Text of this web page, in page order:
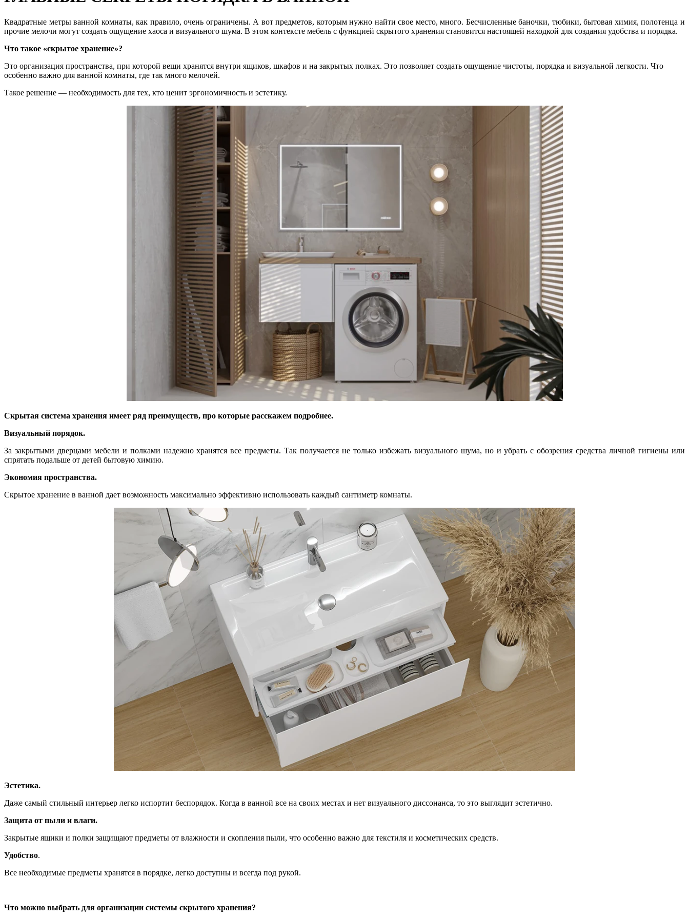
Квадратные метры ванной комнаты, как правило, очень ограничены. А вот предметов, которым нужно найти свое место, много. Бесчисленные баночки, тюбики, бытовая химия, полотенца и
прочие мелочи могут создать ощущение хаоса и визуального шума. В этом контексте мебель с функцией скрытого хранения становится настоящей находкой для создания удобства и порядка.
Что такое «скрытое хранение»?
Это организация пространства, при которой вещи хранятся внутри ящиков, шкафов и на закрытых полках. Это позволяет создать ощущение чистоты, порядка и визуальной легкости. Что
особенно важно для ванной комнаты, где так много мелочей.
Такое решение — необходимость для тех, кто ценит эргономичность и эстетику.
Скрытая система хранения имеет ряд преимуществ, про которые расскажем подробнее.
Визуальный порядок.
За закрытыми дверцами мебели и полками надежно хранятся все предметы. Так получается не только избежать визуального шума, но и убрать с обозрения средства личной гигиены или
спрятать подальше от детей бытовую химию.
Экономия пространства.
Скрытое хранение в ванной дает возможность максимально эффективно использовать каждый сантиметр комнаты.
Эстетика.
Даже самый стильный интерьер легко испортит беспорядок. Когда в ванной все на своих местах и нет визуального диссонанса, то это выглядит эстетично.
Защита от пыли и влаги.
Закрытые ящики и полки защищают предметы от влажности и скопления пыли, что особенно важно для текстиля и косметических средств.
Удобство.
Все необходимые предметы хранятся в порядке, легко доступны и всегда под рукой.
Что можно выбрать для организации системы скрытого хранения?